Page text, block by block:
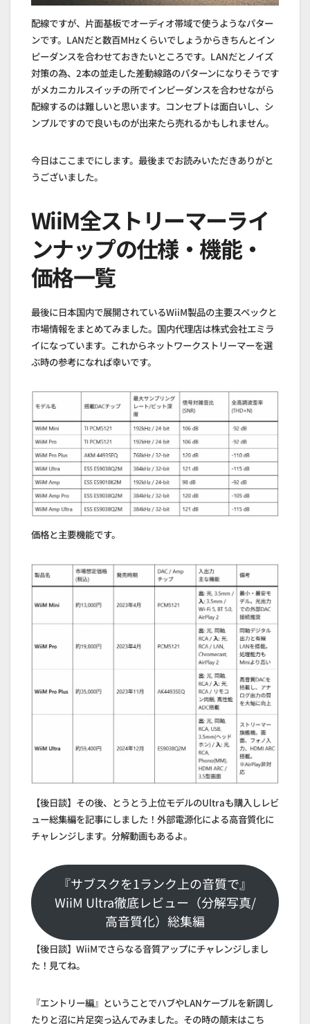
配線ですが、片面基板でオーディオ帯域で使うようなパター
ンです。LANだと数百MHzくらいでしょうからきちんとイン
ピーダンスを合わせておきたいところです。LANだとノイズ
対策の為、2本の並走した差動線路のパターンになりそうです
がメカニカルスイッチの所でインピーダンスを合わせながら
配線するのは難しいと思います。コンセプトは面白いし、シ
ンプルですので良いものが出来たら売れるかもしれません。
今日はここまでにします。最後までお読みいただきありがと
うございました。
WiiM全ストリーマーライ
ンナップの仕様・機能・
価格一覧
最後に日本国内で展開されているWiiM製品の主要スペックと
市場情報をまとめてみました。国内代理店は株式会社エミラ
イになっています。これからネットワークストリーマーを選
ぶ時の参考になれば幸いです。
価格と主要機能です。
【後日談】その後、とうとう上位モデルのUltraも購入しレビ
ュー総集編を記事にしました！外部電源化による高音質化に
チャレンジします。分解動画もあるよ。
『サブスクを1ランク上の音質で』
WiiM Ultra徹底レビュー（分解写真/
高音質化）総集編
【後日談】WiiMでさらなる音質アップにチャレンジしまし
た！見てね。
『エントリー編』ということでハブやLANケーブルを新調し
たりと沼に片足突っ込んでみました。その時の顛末はこち